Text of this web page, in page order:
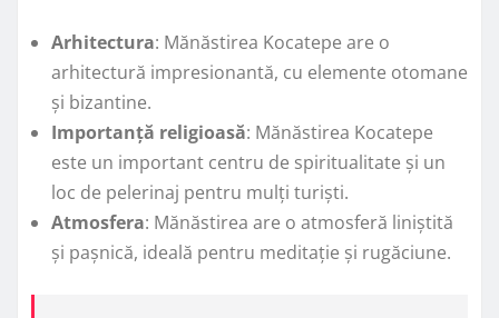
Arhitectura: Mănăstirea Kocatepe are o
arhitectură impresionantă, cu elemente otomane
și bizantine.
Importanță religioasă: Mănăstirea Kocatepe
este un important centru de spiritualitate și un
loc de pelerinaj pentru mulți turiști.
Atmosfera: Mănăstirea are o atmosferă liniștită
și pașnică, ideală pentru meditație și rugăciune.